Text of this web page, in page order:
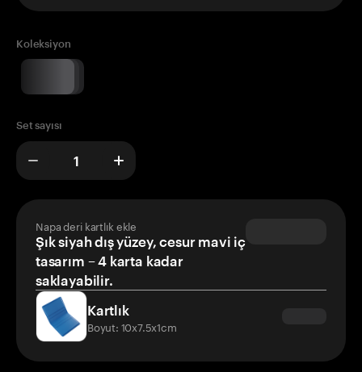
Koleksiyon
Set sayısı
Napa deri kartlık ekle
Şık siyah dış yüzey, cesur mavi iç
tasarım – 4 karta kadar
saklayabilir.
Kartlık
Boyut: 10x7.5x1cm